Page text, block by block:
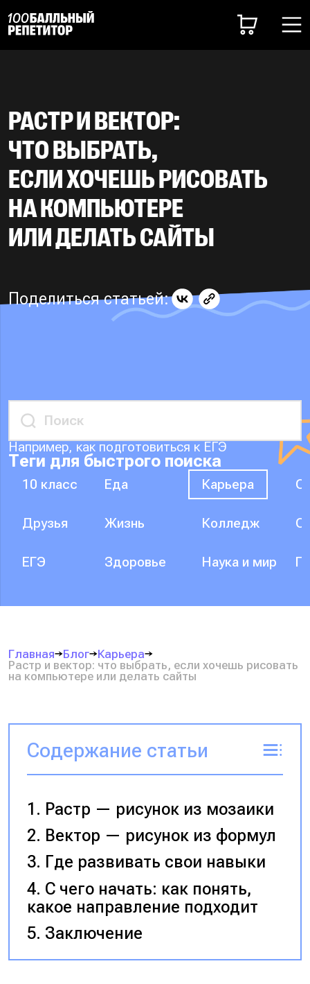
РАСТР И ВЕКТОР:
ЧТО ВЫБРАТЬ,
ЕСЛИ ХОЧЕШЬ РИСОВАТЬ
НА КОМПЬЮТЕРЕ
ИЛИ ДЕЛАТЬ САЙТЫ
Поделиться статьей:
Например, как подготовиться к ЕГЭ
Теги для быстрого поиска
10 класс
Друзья
ЕГЭ
Еда
Жизнь
Здоровье
Карьера
Колледж
Наука и мир
Главная Блог
Карьера
Растр и вектор: что выбрать, если хочешь рисовать
на компьютере или делать сайты
Содержание статьи
Растр — рисунок из мозаики
Вектор — рисунок из формул
Где развивать свои навыки
С чего начать: как понять,
какое направление подходит
Заключение